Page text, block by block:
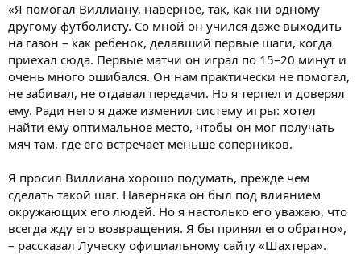
«Я помогал Виллиану, наверное, так, как ни одному
другому футболисту. Со мной он учился даже выходить
на газон – как ребенок, делавший первые шаги, когда
приехал сюда. Первые матчи он играл по 15–20 минут и
очень много ошибался. Он нам практически не помогал,
не забивал, не отдавал передачи. Но я терпел и доверял
ему. Ради него я даже изменил систему игры: хотел
найти ему оптимальное место, чтобы он мог получать
мяч там, где его встречает меньше соперников.
Я просил Виллиана хорошо подумать, прежде чем
сделать такой шаг. Наверняка он был под влиянием
окружающих его людей. Но я настолько его уважаю, что
всегда жду его возвращения. Я бы принял его обратно»,
– рассказал Луческу официальному сайту «Шахтера».